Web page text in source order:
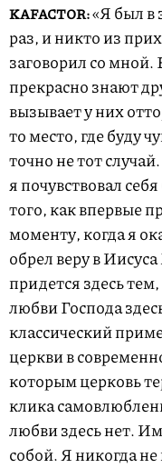
KAFACTOR:«Я был в
раз, и никто из
заговорил со мной.
прекрасно знают
вызывает у них
то место, где буду
точно не тот
я почувствовал
того, как впервые
моменту, когда я
обрел веру в
придется здесь
любви Господа
классический
церкви в
которым церковь
клика
любви здесь нет.
собой. Я никогда не